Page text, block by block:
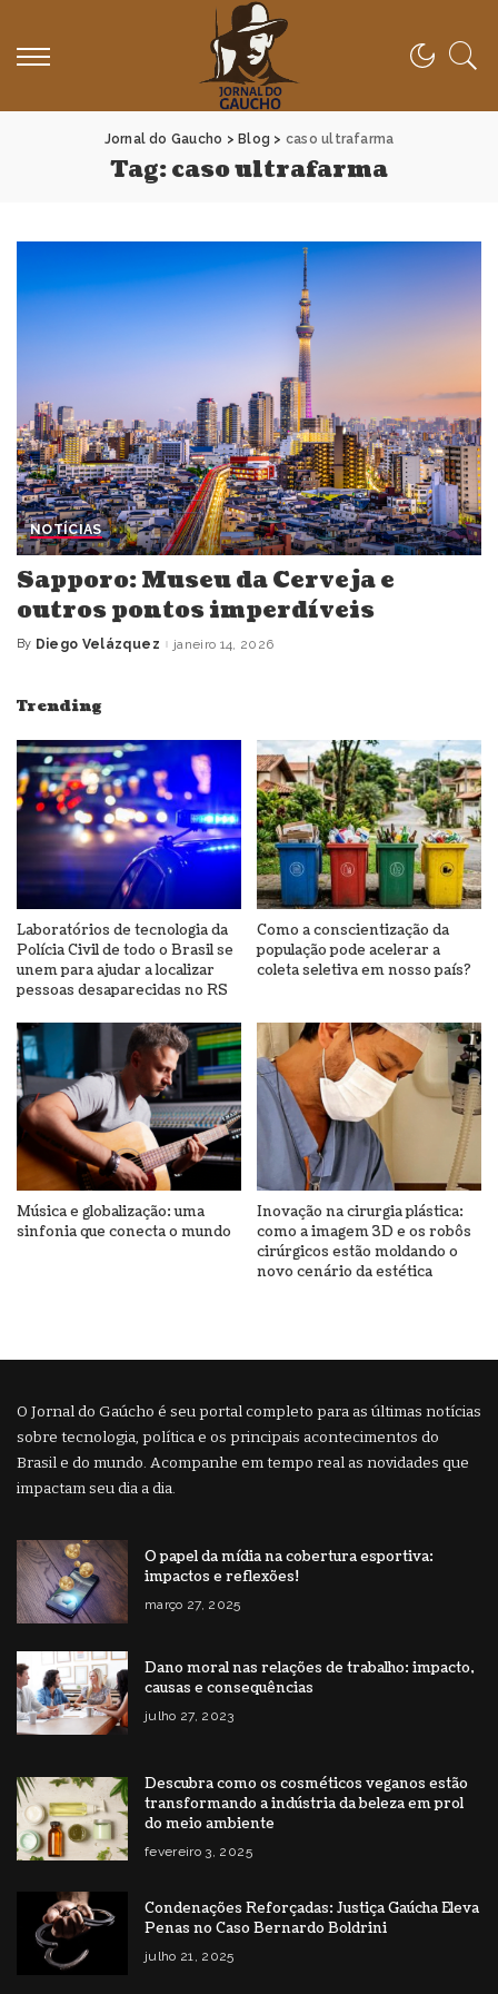
Jornal do Gaucho > Blog > caso ultrafarma
Tag:caso ultrafarma
NOTÍCIAS
Sapporo: Museu da Cerveja e
outros pontos imperdíveis
Posted
By Diego Velázquez janeiro 14, 2026
Trending
Laboratórios de tecnologia da
Polícia Civil de todo o Brasil se
unem para ajudar a localizar
pessoas desaparecidas no RS
Como a conscientização da
população pode acelerar a
coleta seletiva em nosso país?
Música e globalização: uma
sinfonia que conecta o mundo
Inovação na cirurgia plástica:
como a imagem 3D e os robôs
cirúrgicos estão moldando o
novo cenário da estética
O Jornal do Gaúcho é seu portal completo para as últimas notícias
sobre tecnologia, política e os principais acontecimentos do
Brasil e do mundo. Acompanhe em tempo real as novidades que
impactam seu dia a dia.
O papel da mídia na cobertura esportiva:
impactos e reflexões!
março 27, 2025
Dano moral nas relações de trabalho: impacto,
causas e consequências
julho 27, 2023
Descubra como os cosméticos veganos estão
transformando a indústria da beleza em prol
do meio ambiente
fevereiro 3, 2025
Condenações Reforçadas: Justiça Gaúcha Eleva
Penas no Caso Bernardo Boldrini
julho 21, 2025